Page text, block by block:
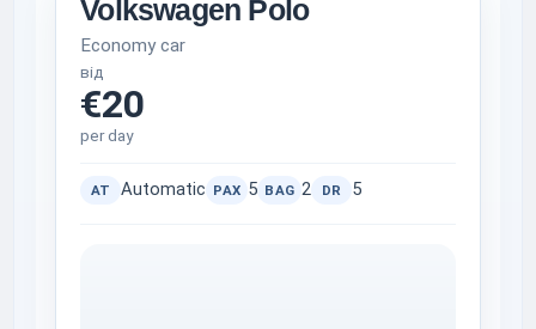
Volkswagen Polo
Economy car
від
€20
per day
AT Automatic PAX 5 BAG 2 DR 5